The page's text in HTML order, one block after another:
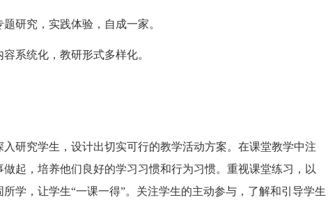
究，实践体验，自成一家。
统化，教研形式多样化。
究学生，设计出切实可行的教学活动方案。在课堂教学中注
起，培养他们良好的学习习惯和行为习惯。重视课堂练习，以
学，让学生“一课一得”。关注学生的主动参与，了解和引导学生